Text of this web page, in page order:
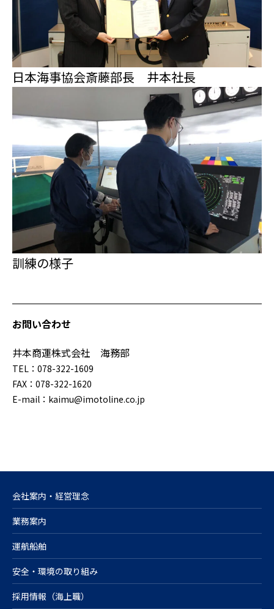
日本海事協会斎藤部長 井本社長
訓練の様子
お問い合わせ
井本商運株式会社 海務部
TEL：078-322-1609
FAX：078-322-1620
E-mail：kaimu@imotoline.co.jp
会社案内・経営理念
業務案内
運航船舶
安全・環境の取り組み
採用情報（海上職）